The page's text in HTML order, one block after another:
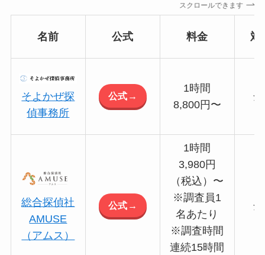
スクロールできます
名前 公式 料金 対
そよかぜ探
偵事務所
公式→
1時間
8,800円〜
総合探偵社
AMUSE
（アムス）
公式→
1時間
3,980円
（税込）〜
※調査員1
名あたり
※調査時間
連続15時間